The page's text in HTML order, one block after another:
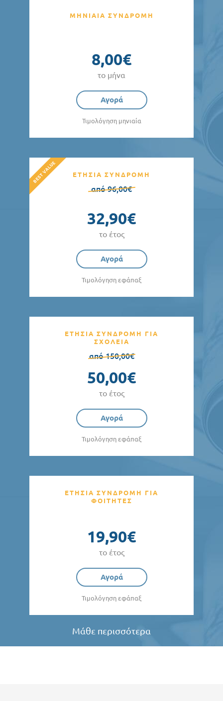
ΜΗΝΙΑΙΑ ΣΥΝΔΡΟΜΗ
8,00€
το μήνα
Αγορά
Τιμολόγηση μηνιαία
ΕΤΗΣΙΑ ΣΥΝΔΡΟΜΗ
από 96,00€
32,90€
το έτος
Αγορά
Τιμολόγηση εφάπαξ
ΕΤΗΣΙΑ ΣΥΝΔΡΟΜΗ ΓΙΑ
ΣΧΟΛΕΙΑ
από 150,00€
50,00€
το έτος
Αγορά
Τιμολόγηση εφάπαξ
ΕΤΗΣΙΑ ΣΥΝΔΡΟΜΗ ΓΙΑ
ΦΟΙΤΗΤΕΣ
19,90€
το έτος
Αγορά
Τιμολόγηση εφάπαξ
Μάθε περισσότερα